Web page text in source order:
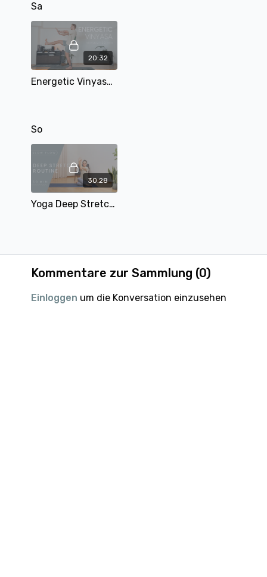
Sa
20:32
Energetic Vinyasa | 20 min | mit Tobi
So
30:28
Yoga Deep Stretch Routine | gesamten Körper dehnen und entspannen | 30 Min
Kommentare zur Sammlung (0)
Einloggen um die Konversation einzusehen